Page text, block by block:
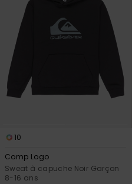
10
Comp Logo
Sweat à capuche Noir Garçon
8-16 ans